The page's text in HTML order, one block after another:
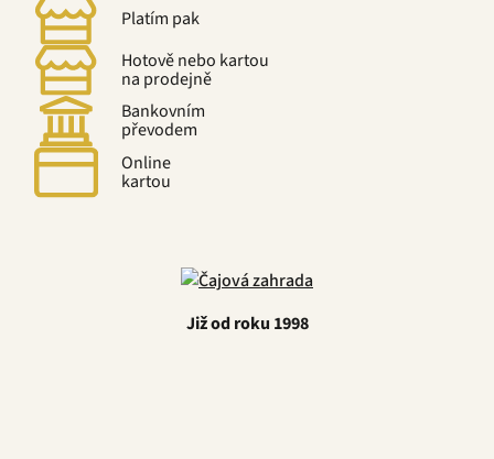
Platím pak
Hotově nebo kartou
na prodejně
Bankovním
převodem
Online
kartou
Již od roku 1998